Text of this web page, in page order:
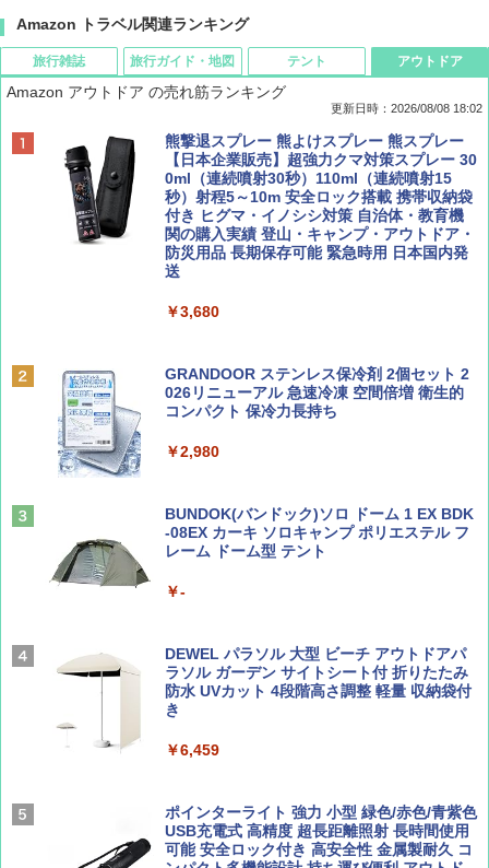
Amazon トラベル関連ランキング
旅行雑誌
BE-PAL(ビ-パル) 2026年 9 月号【特別付録:
SOTO ミニマル"旅"財布 ランダム2種】
￥1,500
ディズニーファン ２０２６年 ９月号 [雑
山と溪谷 2026年8月号「南アルプス大全」
￥1,540
Coyote No.89 特集 星野道夫 夢見る旅
￥1,540
AIRLINE（エアライン）2026年9月号【特
集】ボーイング110周年を祝して！
￥1,760
旅行ガイド・地図
D40 地球の歩き方 チェンマイ タイ北部の魅
力的な町 2026～2027 地球の歩き方D アジア
￥2,079
地球の歩き方 スター・ウォーズ
￥2,695
A09 地球の歩き方 イタリア 2026～2027 地
A26 地球の歩き方 チェコ ポーランド スロヴ
パ
新しい日本地理 地図・統計・移動から読み
解く (講談社現代新書)
￥1,540
テント
[キャンパーズコレクション 山善] ポップアッ
プテント 傘みたいに広げて畳める パッとサ
ッとサンシェード キューブ フルクローズ メ
ッシュ 簡単設置 ワンタッチテント キャンプ
&ハイキング カーキ PATC-150(KH)
￥6,830
PYKES PEAK (パイクスピーク) 着替えテン
ーチ ピクニック ポップアップテント 携帯 簡
易 トイレテント (グレー)
テント ワンタッチ RENEW 幅200 2-3人用 43
500002(88859)
広げるだけ パッとサッとテント ブラックコ
ーティング フルクローズ メッシュ 3-4人用
簡単設置 ポップアップテント エクルベージ
ュ(BC仕様) PATC-150B(EB)
￥9,990
[キャンパーズコレクション 山善] 傘みたいに
広げるだけ パッとサッとテント キューブワ
イド ブラックコーティング フルクローズ メ
アウトドア
Amazon アウトドア の売れ筋ランキング
更新日時：2026/08/08 18:02
熊撃退スプレー 熊よけスプレー 熊スプレー
【日本企業販売】超強力クマ対策スプレー 30
0ml（連続噴射30秒）110ml（連続噴射15
秒）射程5～10m 安全ロック搭載 携帯収納袋
付き ヒグマ・イノシシ対策 自治体・教育機
関の購入実績 登山・キャンプ・アウトドア・
防災用品 長期保存可能 緊急時用 日本国内発
送
￥3,680
GRANDOOR ステンレス保冷剤 2個セット 2
026リニューアル 急速冷凍 空間倍増 衛生的
コンパクト 保冷力長持ち
￥2,980
BUNDOK(バンドック)ソロ ドーム 1 EX BDK
-08EX カーキ ソロキャンプ ポリエステル フ
レーム ドーム型 テント
￥-
DEWEL パラソル 大型 ビーチ アウトドアパ
ラソル ガーデン サイトシート付 折りたたみ
防水 UVカット 4段階高さ調整 軽量 収納袋付
き
￥6,459
ポインターライト 強力 小型 緑色/赤色/青紫色
USB充電式 高精度 超長距離照射 長時間使用
可能 安全ロック付き 高安全性 金属製耐久 コ